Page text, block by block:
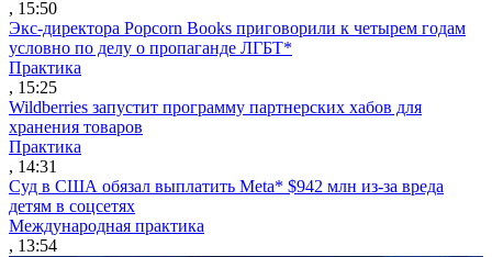
, 15:50
Экс-директора Popcorn Books приговорили к четырем годам
условно по делу о пропаганде ЛГБТ*
Практика
, 15:25
Wildberries запустит программу партнерских хабов для
хранения товаров
Практика
, 14:31
Суд в США обязал выплатить Meta* $942 млн из-за вреда
детям в соцсетях
Международная практика
, 13:54